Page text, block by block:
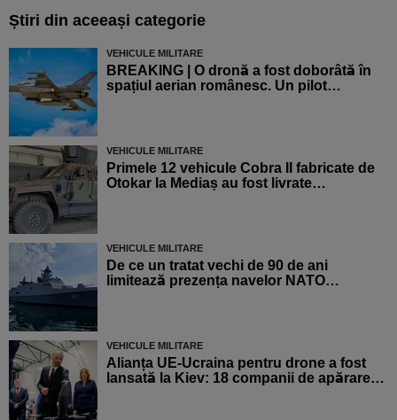
Știri din aceeași categorie
VEHICULE MILITARE
BREAKING | O dronă a fost doborâtă în
spațiul aerian românesc. Un pilot…
VEHICULE MILITARE
Primele 12 vehicule Cobra II fabricate de
Otokar la Mediaș au fost livrate…
VEHICULE MILITARE
De ce un tratat vechi de 90 de ani
limitează prezența navelor NATO…
VEHICULE MILITARE
Alianța UE-Ucraina pentru drone a fost
lansată la Kiev: 18 companii de apărare…